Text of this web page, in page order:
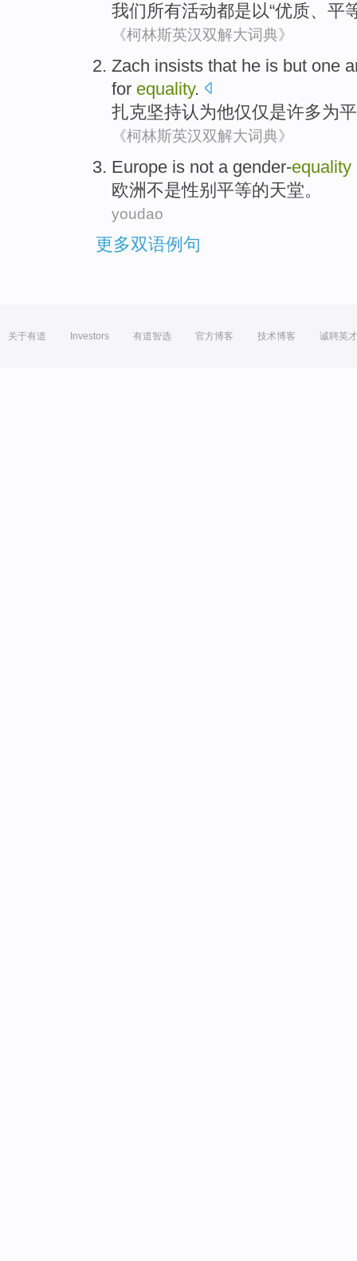
我们所有活动都是以“优质、平
《柯林斯英汉双解大词典》
Zach insists that he is but one
for equality.
扎克坚持认为他仅仅是许多为
《柯林斯英汉双解大词典》
Europe is not a gender-equality
欧洲不是性别平等的天堂。
youdao
更多双语例句
关于有道 Investors 有道智选 官方博客 技术博客 诚聘英才